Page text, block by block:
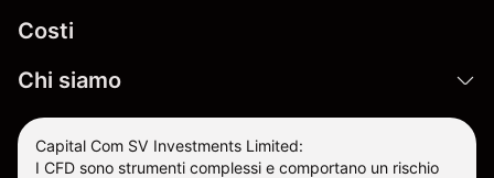
Costi
Chi siamo
Capital Com SV Investments Limited:
I CFD sono strumenti complessi e comportano un rischio